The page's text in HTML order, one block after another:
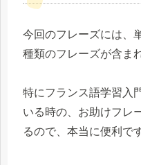
今回のフレーズには、
種類のフレーズが含ま
特にフランス語学習入
いる時の、お助けフレ
るので、本当に便利で